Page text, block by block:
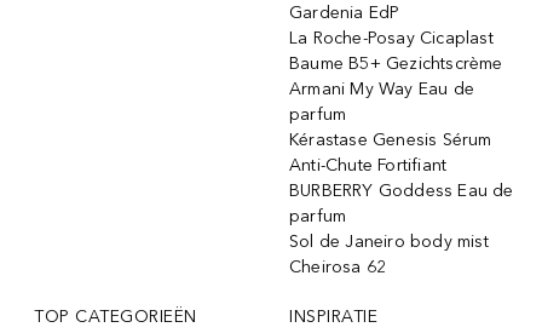
Gardenia EdP
La Roche-Posay Cicaplast
Baume B5+ Gezichtscrème
Armani My Way Eau de
parfum
Kérastase Genesis Sérum
Anti-Chute Fortifiant
BURBERRY Goddess Eau de
parfum
Sol de Janeiro body mist
Cheirosa 62
TOP CATEGORIEËN INSPIRATIE